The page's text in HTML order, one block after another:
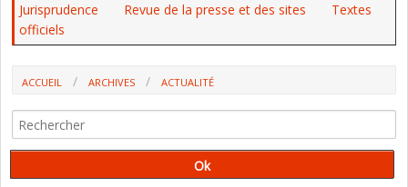
Jurisprudence
Revue de la presse et des sites
Textes
officiels
ACCUEIL ARCHIVES
ACTUALITÉ
DÉJÀ DES DÉFICITS, SURTOUT POUR LES CONCOURS SPÉCIAUX